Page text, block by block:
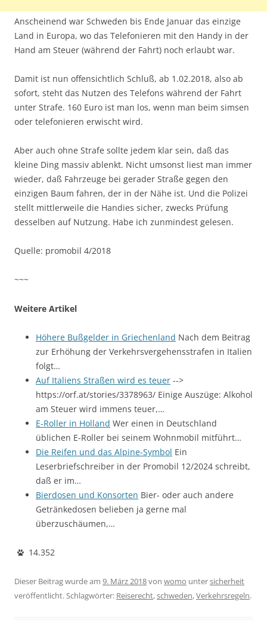
Anscheinend war Schweden bis Ende Januar das einzige
Land in Europa, wo das Telefonieren mit den Handy in der
Hand am Steuer (während der Fahrt) noch erlaubt war.
Damit ist nun offensichtlich Schluß, ab 1.02.2018, also ab
sofort, steht das Nutzen des Telefons während der Fahrt
unter Strafe. 160 Euro ist man los, wenn man beim simsen
oder telefonieren erwischt wird.
Aber auch ohne Strafe sollte jedem klar sein, daß das
kleine Ding massiv ablenkt. Nicht umsonst liest man immer
wieder, daß Fahrzeuge bei gerader Straße gegen den
einzigen Baum fahren, der in der Nähe ist. Und die Polizei
stellt mittlerweile die Handies sicher, zwecks Prüfung
desselben auf Nutzung. Habe ich zunmindest gelesen.
Quelle: promobil 4/2018
~~~
Weitere Artikel
Höhere Bußgelder in Griechenland Nach dem Beitrag
zur Erhöhung der Verkehrsvergehensstrafen in Italien
folgt…
Auf Italiens Straßen wird es teuer -->
https://orf.at/stories/3378963/ Einige Auszüge: Alkohol
am Steuer wird immens teuer,…
E-Roller in Holland Wer einen in Deutschland
üblichen E-Roller bei seinem Wohnmobil mitführt…
Die Reifen und das Alpine-Symbol Ein
Leserbriefschreiber in der Promobil 12/2024 schreibt,
daß er im…
Bierdosen und Konsorten Bier- oder auch andere
Getränkedosen belieben ja gerne mal
überzuschäumen,…
14.352
Dieser Beitrag wurde am 9. März 2018von womo untersicherheit
veröffentlicht. Schlagwörter: Reiserecht,schweden,Verkehrsregeln.